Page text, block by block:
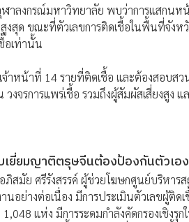
าลงกรณ์มหาวิทยาลัย พบว่าการแสกนหน้
งสุด ขณะที่ตัวเลขการติดเชื้อในพื้นที่จังหวั
อเท่านั้น
จ้าหน้าที่ 14 รายที่ติดเชื้อ และต้องสอบส
วงจรการแพร่เชื้อ รวมถึงผู้สัมผัสเสี่ยงสูง
ยี่ยมญาติตรุษจีนต้องป้องกันตัวเอ
สมัย ศรีรังสรรค์ ผู้ช่วยโฆษกศูนย์บริหาร
นอย่างต่อเนื่อง มีการประเมินตัวเลขผู้ติ
1,048 แห่ง มีการระดมกำลังคัดกรองเชิงรุ